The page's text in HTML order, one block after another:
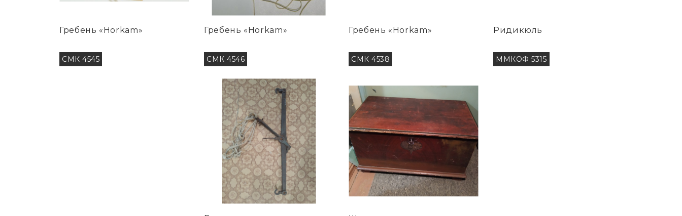
Гребень «Horkam»
СМК 4545
Гребень «Horkam»
СМК 4546
Гребень «Horkam»
СМК 4538
Ридикюль
ММКОФ 5315